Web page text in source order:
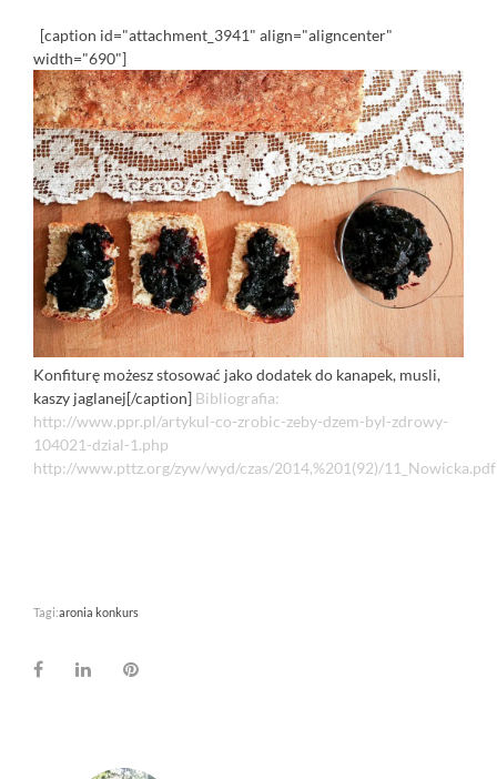
[caption id="attachment_3941" align="aligncenter"
width="690"]
Konfiturę możesz stosować jako dodatek do kanapek, musli,
kaszy jaglanej[/caption] Bibliografia:
http://www.ppr.pl/artykul-co-zrobic-zeby-dzem-byl-zdrowy-
104021-dzial-1.php
http://www.pttz.org/zyw/wyd/czas/2014,%201(92)/11_Nowicka.pdf
Tagi:aronia konkurs
FacebookLinkedInPinterest